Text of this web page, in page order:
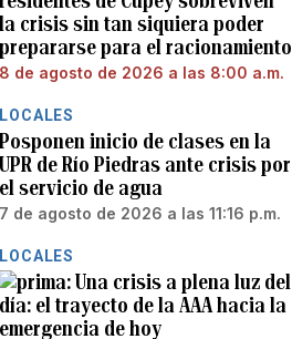
la crisis sin tan siquiera poder
prepararse para el racionamiento
8 de agosto de 2026 a las 8:00 a.m.
LOCALES
Posponen inicio de clases en la
UPR de Río Piedras ante crisis por
el servicio de agua
7 de agosto de 2026 a las 11:16 p.m.
LOCALES
Una crisis a plena luz del
día: el trayecto de la AAA hacia la
emergencia de hoy